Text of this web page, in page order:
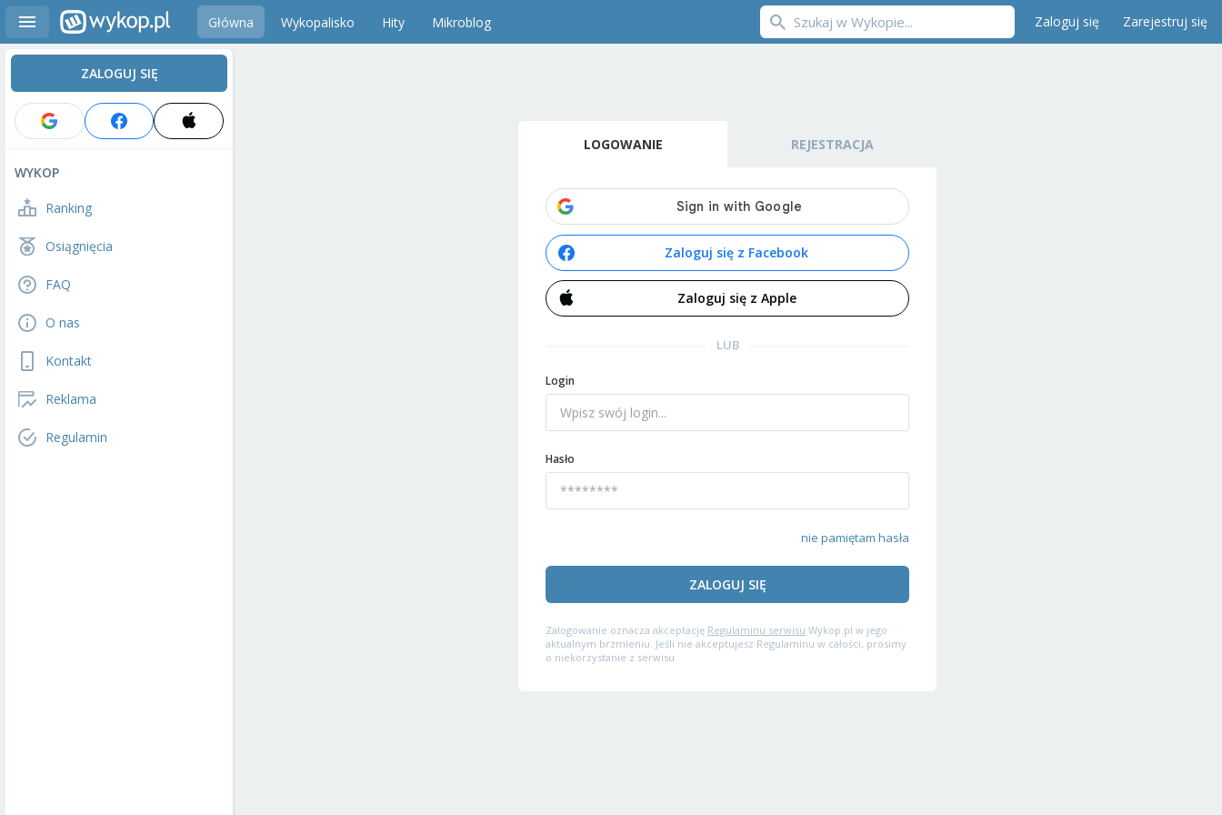
Główna Wykopalisko Hity Mikroblog Zaloguj się Zarejestruj się
ZALOGUJ SIĘ
WYKOP
Ranking
Osiągnięcia
FAQ
O nas
Kontakt
Reklama
Regulamin
LOGOWANIE REJESTRACJA
Zaloguj się z Facebook
Zaloguj się z Apple
LUB
Login
Hasło
nie pamiętam hasła
ZALOGUJ SIĘ
Zalogowanie oznacza akceptację Regulaminu serwisu Wykop.pl w jego
aktualnym brzmieniu. Jeśli nie akceptujesz Regulaminu w całości, prosimy
o niekorzystanie z serwisu.